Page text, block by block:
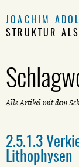
JOACHIM
STRUKTUR
Alle Artikel mit dem
2.5.1.3
Lithophysen